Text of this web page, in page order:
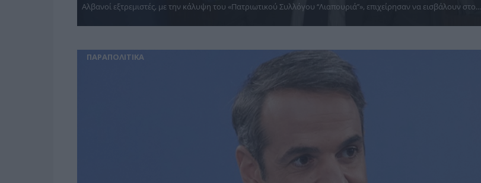
Αλβανοί εξτρεμιστές, με την κάλυψη του «Πατριωτικού Συλλόγου ‘‘Λιαπουριά’’», επιχείρησαν να εισβάλουν στο...
ΠΑΡΑΠΟΛΙΤΙΚΑ